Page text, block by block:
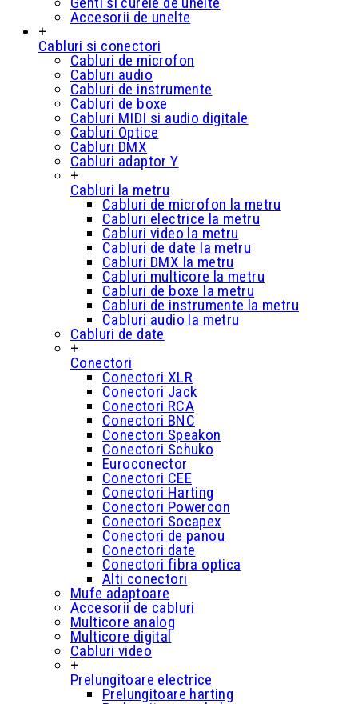
Accesorii de unelte
+
Cabluri si conectori
Cabluri de microfon
Cabluri audio
Cabluri de instrumente
Cabluri de boxe
Cabluri MIDI si audio digitale
Cabluri Optice
Cabluri DMX
Cabluri adaptor Y
+
Cabluri la metru
Cabluri de microfon la metru
Cabluri electrice la metru
Cabluri video la metru
Cabluri de date la metru
Cabluri DMX la metru
Cabluri multicore la metru
Cabluri de boxe la metru
Cabluri de instrumente la metru
Cabluri audio la metru
Cabluri de date
+
Conectori
Conectori XLR
Conectori Jack
Conectori RCA
Conectori BNC
Conectori Speakon
Conectori Schuko
Euroconector
Conectori CEE
Conectori Harting
Conectori Powercon
Conectori Socapex
Conectori de panou
Conectori date
Conectori fibra optica
Alti conectori
Mufe adaptoare
Accesorii de cabluri
Multicore analog
Multicore digital
Cabluri video
+
Prelungitoare electrice
Prelungitoare harting